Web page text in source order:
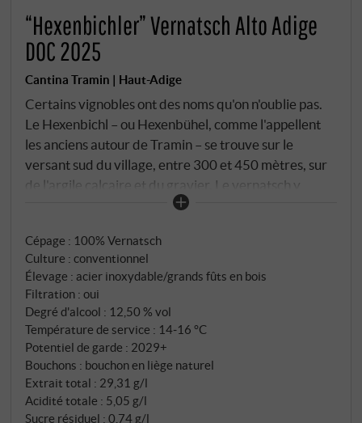
“Hexenbichler” Vernatsch Alto Adige
DOC 2025
Cantina Tramin | Haut-Adige
Certains vignobles ont des noms qu'on n'oublie pas.
Le Hexenbichl – ou Hexenbühel, comme l'appellent
les anciens autour de Tramin – se trouve sur le
versant sud du village, entre 300 et 450 mètres, sur
de l'argile calcaire et du gravier. Le vernatsch y
prospère depuis des générations ; les ceps de vigne
a pas remplacés parce qu'on savait que ce que
donnent ces racines, aucun jeune cep ne le fera.
Fermenté en cuve d'acier, élevé en grands fûts de
chêne – sans pression, sans précipitation. Le
Vernatsch, également appelé Schiava dans Haut-
Adige, a besoin de cela. Ce n'est pas un cépage pour
les coups de force, mais pour la précision et la
patience.
Cépage : 100% Vernatsch
Culture : conventionnel
Élevage : acier inoxydable/grands fûts en bois
Filtration : oui
Degré d'alcool : 12,50 % vol
Température de service : 14‑16 °C
Potentiel de garde : 2029+
Bouchons : bouchon en liège naturel
Extrait total : 29,31 g/l
Acidité totale : 5,05 g/l
Sucre résiduel : 0,74 g/l